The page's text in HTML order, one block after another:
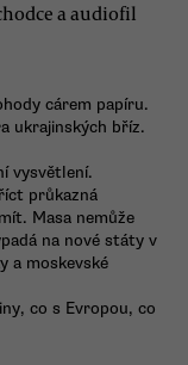
a audiofil
cárem papíru.
ukrajinských bříz.
vysvětlení.
průkazná
Masa nemůže
na nové státy v
a moskevské
co s Evropou, co